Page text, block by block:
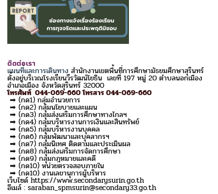
ติดต่อเรา
แผนที่และการเดินทางสำนักงานเขตพื้นที่การศึกษามัธยมศึกษาสุรินทร์
ตั้งอยู่บริเวณโรงเรียนวีรวัฒน์โยธิน เลขที่ 197 หมู่ 20 ตำบลนอกเมือง
อำเภอเมือง จังหวัดสุรินทร์ 32000
โทรศัพท์ 044-069-660 โทรสาร 044-069-660
➡ (กด1) กลุ่มอำนวยการ
➡ (กด2) กลุ่มนโยบายและแผน
➡ (กด3) กลุ่มส่งเสริมการศึกษาทางไกลฯ
➡ (กด4) กลุ่มบริหารงานการเงินและสินทรัพย์
➡ (กด5) กลุ่มบริหารงานบุคคล
➡ (กด6) กลุ่มพัฒนาและบุคลากรฯ
➡ (กด7) กลุ่มนิเทศ ติดตามและประเมินผล
➡ (กด8) กลุ่มส่งเสริมการจัดการศึกษา
➡ (กด9) กลุ่มกฎหมายและคดี
➡ (กด10) หน่วยตรวจสอบภายใน
➡ (กด10) งานเลขานุการผู้บริหาร
เว็บไซด์ https://www.secondarysurin.go.th
อีเมล์ : saraban_spmsurin@secondary33.go.th